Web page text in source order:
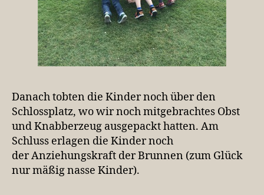
Danach tobten die Kinder noch über den
Schlossplatz, wo wir noch mitgebrachtes Obst
und Knabberzeug ausgepackt hatten. Am
Schluss erlagen die Kinder noch
der Anziehungskraft der Brunnen (zum Glück
nur mäßig nasse Kinder).